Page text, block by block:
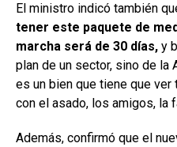
El ministro indicó también
tener este paquete de
marcha será de 30 días, y
plan de un sector, sino de la
es un bien que tiene que ver
con el asado, los amigos, la
Además, confirmó que el